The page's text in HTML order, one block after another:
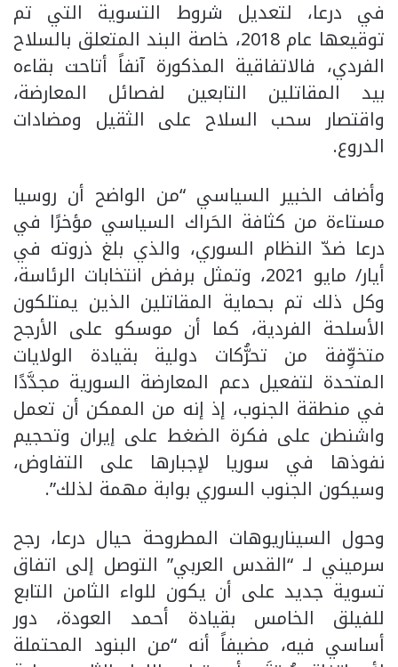
في درعا، لتعديل شروط التسوية التي تم
توقيعها عام 2018، خاصة البند المتعلق بالسلاح
الفردي، فالاتفاقية المذكورة آنفاً أتاحت بقاءه
بيد المقاتلين التابعين لفصائل المعارضة،
واقتصار سحب السلاح على الثقيل ومضادات
الدروع.
وأضاف الخبير السياسي “من الواضح أن روسيا
مستاءة من كثافة الحَراك السياسي مؤخرًا في
درعا ضدّ النظام السوري، والذي بلغ ذروته في
أيار/ مايو 2021، وتمثل برفض انتخابات الرئاسة،
وكل ذلك تم بحماية المقاتلين الذين يمتلكون
الأسلحة الفردية، كما أن موسكو على الأرجح
متخوِّفة من تحرُّكات دولية بقيادة الولايات
المتحدة لتفعيل دعم المعارضة السورية مجدَّدًا
في منطقة الجنوب، إذ إنه من الممكن أن تعمل
واشنطن على فكرة الضغط على إيران وتحجيم
نفوذها في سوريا لإجبارها على التفاوض،
وسيكون الجنوب السوري بوابة مهمة لذلك”.
وحول السيناريوهات المطروحة حيال درعا، رجح
سرميني لـ “القدس العربي” التوصل إلى اتفاق
تسوية جديد على أن يكون للواء الثامن التابع
للفيلق الخامس بقيادة أحمد العودة، دور
أساسي فيه، مضيفاً أنه “من البنود المحتملة